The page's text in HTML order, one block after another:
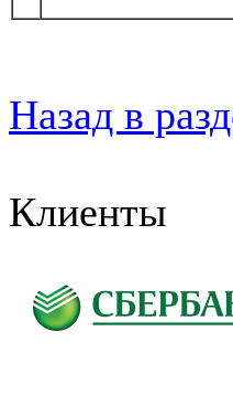
Назад в
Клиенты